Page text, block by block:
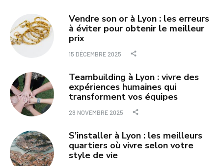
Vendre son or à Lyon : les erreurs
à éviter pour obtenir le meilleur
prix
15 DÉCEMBRE 2025
Teambuilding à Lyon : vivre des
expériences humaines qui
transforment vos équipes
28 NOVEMBRE 2025
S’installer à Lyon : les meilleurs
quartiers où vivre selon votre
style de vie